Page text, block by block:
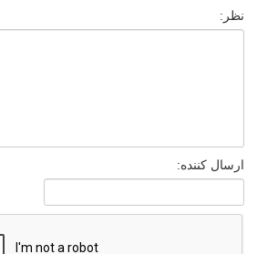
نظر:
ارسال کننده: